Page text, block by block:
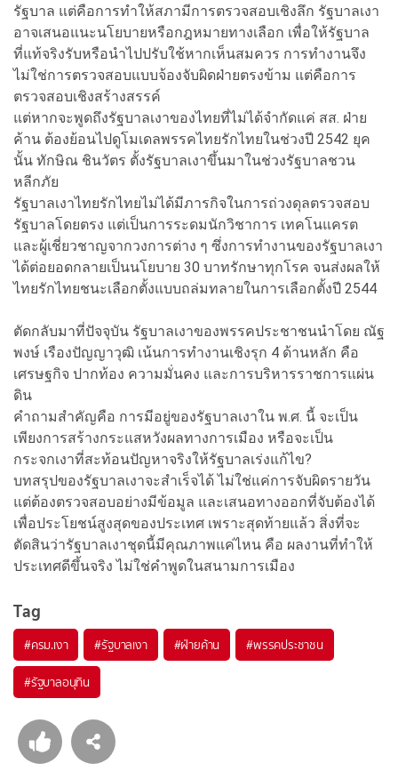
รัฐบาล แต่คือการทำให้สภามีการตรวจสอบเชิงลึก รัฐบาลเงา
อาจเสนอแนะนโยบายหรือกฎหมายทางเลือก เพื่อให้รัฐบาล
ที่แท้จริงรับหรือนำไปปรับใช้หากเห็นสมควร การทำงานจึง
ไม่ใช่การตรวจสอบแบบจ้องจับผิดฝ่ายตรงข้าม แต่คือการ
ตรวจสอบเชิงสร้างสรรค์
แต่หากจะพูดถึงรัฐบาลเงาของไทยที่ไม่ได้จำกัดแค่ สส. ฝ่าย
ค้าน ต้องย้อนไปดูโมเดลพรรคไทยรักไทยในช่วงปี 2542 ยุค
นั้น ทักษิณ ชินวัตร ตั้งรัฐบาลเงาขึ้นมาในช่วงรัฐบาลชวน
หลีกภัย
รัฐบาลเงาไทยรักไทยไม่ได้มีภารกิจในการถ่วงดุลตรวจสอบ
รัฐบาลโดยตรง แต่เป็นการระดมนักวิชาการ เทคโนแครต
และผู้เชี่ยวชาญจากวงการต่าง ๆ ซึ่งการทำงานของรัฐบาลเงา
ได้ต่อยอดกลายเป็นนโยบาย 30 บาทรักษาทุกโรค จนส่งผลให้
ไทยรักไทยชนะเลือกตั้งแบบถล่มทลายในการเลือกตั้งปี 2544
ตัดกลับมาที่ปัจจุบัน รัฐบาลเงาของพรรคประชาชนนำโดย ณัฐ
พงษ์ เรืองปัญญาวุฒิ เน้นการทำงานเชิงรุก 4 ด้านหลัก คือ
เศรษฐกิจ ปากท้อง ความมั่นคง และการบริหารราชการแผ่น
ดิน
คำถามสำคัญคือ การมีอยู่ของรัฐบาลเงาใน พ.ศ. นี้ จะเป็น
เพียงการสร้างกระแสหวังผลทางการเมือง หรือจะเป็น
กระจกเงาที่สะท้อนปัญหาจริงให้รัฐบาลเร่งแก้ไข?
บทสรุปของรัฐบาลเงาจะสำเร็จได้ ไม่ใช่แค่การจับผิดรายวัน
แต่ต้องตรวจสอบอย่างมีข้อมูล และเสนอทางออกที่จับต้องได้
เพื่อประโยชน์สูงสุดของประเทศ เพราะสุดท้ายแล้ว สิ่งที่จะ
ตัดสินว่ารัฐบาลเงาชุดนี้มีคุณภาพแค่ไหน คือ ผลงานที่ทำให้
ประเทศดีขึ้นจริง ไม่ใช่คำพูดในสนามการเมือง
Tag
#ครม.เงา #รัฐบาลเงา #ฝ่ายค้าน #พรรคประชาชน
#รัฐบาลอนุทิน